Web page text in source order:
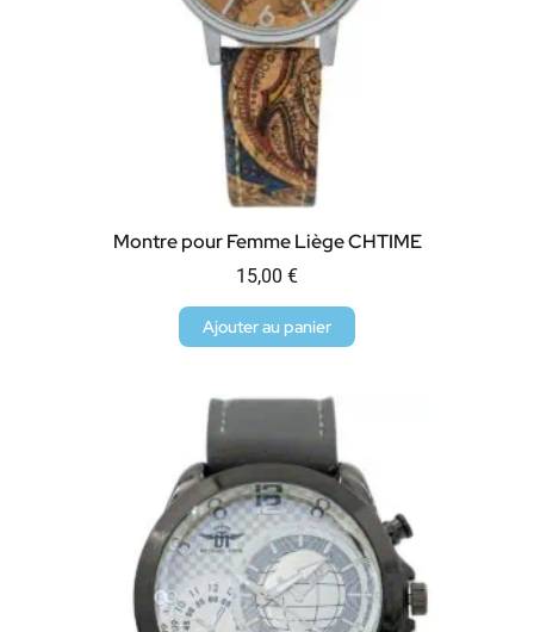
Montre pour Femme Liège CHTIME
15,00 €
Ajouter au panier